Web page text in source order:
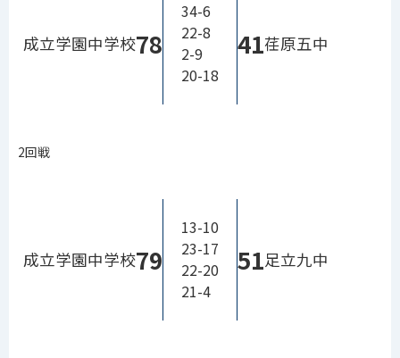
成立学園中学校78
34-6
22-8
2-9
20-18
41荏原五中
2回戦
成立学園中学校79
13-10
23-17
22-20
21-4
51足立九中